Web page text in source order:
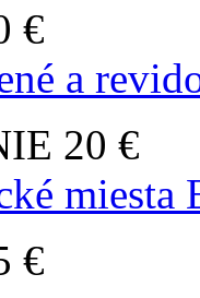
€
a
20 €
miesta
€